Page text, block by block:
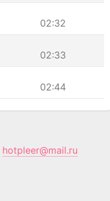
02:32
02:33
02:44
hotpleer@mail.ru